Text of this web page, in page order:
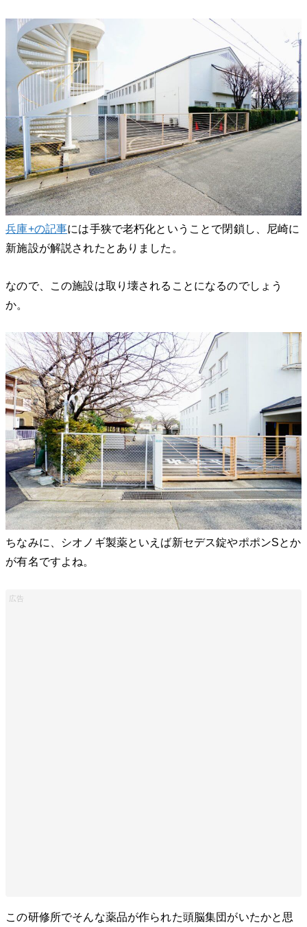
兵庫+の記事には手狭で老朽化ということで閉鎖し、尼崎に
新施設が解説されたとありました。
なので、この施設は取り壊されることになるのでしょう
か。
ちなみに、シオノギ製薬といえば新セデス錠やポポンSとか
が有名ですよね。
この研修所でそんな薬品が作られた頭脳集団がいたかと思